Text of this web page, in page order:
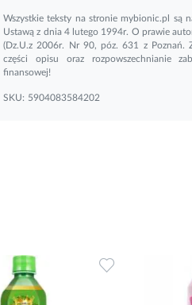
Wszystkie teksty na stronie mybionic.pl są
Ustawą z dnia 4 lutego 1994r. O prawie
(Dz.U.z 2006r. Nr 90, póz. 631 z Poznań.
części opisu oraz rozpowszechnianie
finansowej!
SKU: 5904083584202
Dodaj